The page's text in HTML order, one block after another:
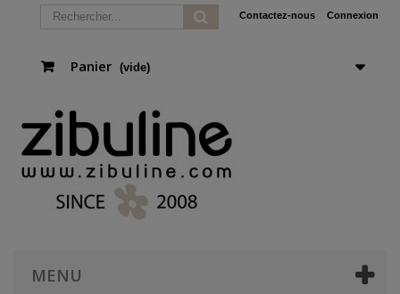
Connexion
Contactez-nous
Panier (vide)
MENU